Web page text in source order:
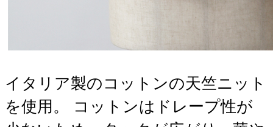
イタリア製のコットンの天竺ニット
を使用。 コットンはドレープ性が